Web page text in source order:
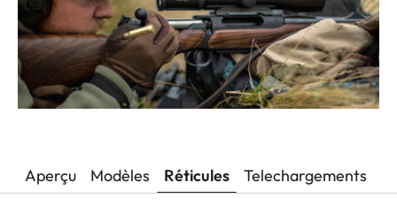
Aperçu Modèles Réticules Telechargements